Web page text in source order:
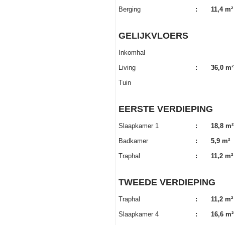
Berging
: 11,4 m²
GELIJKVLOERS
Inkomhal
Living
: 36,0 m²
Tuin
EERSTE VERDIEPING
Slaapkamer 1 : 18,8 m²
Badkamer
: 5,9 m²
Traphal
: 11,2 m²
TWEEDE VERDIEPING
Traphal : 11,2 m²
Slaapkamer 4
: 16,6 m²